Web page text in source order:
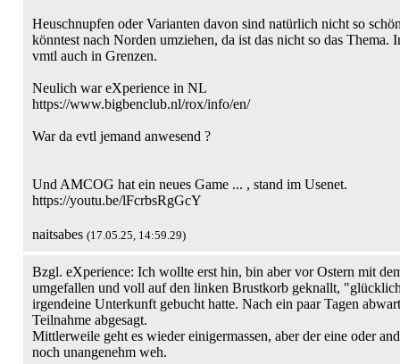
Heuschnupfen oder Varianten davon sind natürlich nicht so
könntest nach Norden umziehen, da ist das nicht so das Thema.
vmtl auch in Grenzen.
Neulich war eXperience in NL
https://www.bigbenclub.nl/rox/info/en/
War da evtl jemand anwesend ?
Und AMCOG hat ein neues Game ... , stand im Usenet.
https://youtu.be/lFcrbsRgGcY
naitsabes (17.05.25, 14:59.29)
Bzgl. eXperience: Ich wollte erst hin, bin aber vor Ostern mit
umgefallen und voll auf den linken Brustkorb geknallt,
irgendeine Unterkunft gebucht hatte. Nach ein paar Tagen
Teilnahme abgesagt.
Mittlerweile geht es wieder einigermassen, aber der eine oder
noch unangenehm weh.